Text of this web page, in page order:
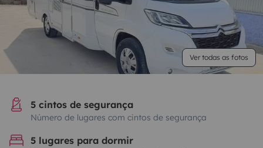
Ver todas as fotos
5 cintos de segurança
Número de lugares com cintos de segurança
5 lugares para dormir